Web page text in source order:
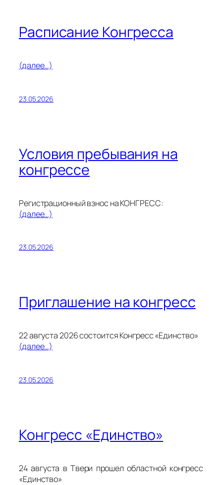
Расписание Конгресса
(далее…)
23.05.2026
Условия пребывания на
конгрессе
Регистрационный взнос на КОНГРЕСС:
(далее…)
23.05.2026
Приглашение на конгресс
22 августа 2026 состоится Конгресс «Единство»
(далее…)
23.05.2026
Конгресс «Единство»
24 августа в Твери прошел областной конгресс
«Единство»